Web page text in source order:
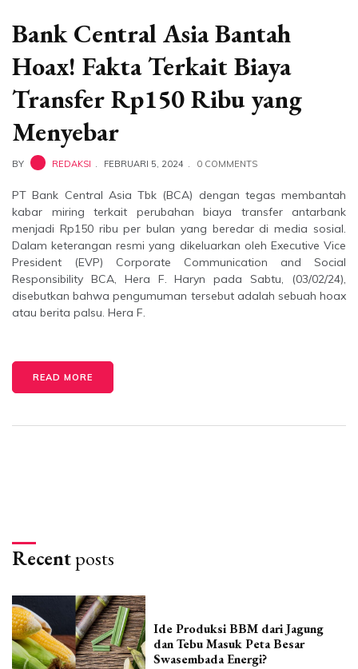
Bank Central Asia Bantah
Hoax! Fakta Terkait Biaya
Transfer Rp150 Ribu yang
Menyebar
BY REDAKSI FEBRUARI 5, 2024 0 COMMENTS
PT Bank Central Asia Tbk (BCA) dengan tegas membantah
kabar miring terkait perubahan biaya transfer antarbank
menjadi Rp150 ribu per bulan yang beredar di media sosial.
Dalam keterangan resmi yang dikeluarkan oleh Executive Vice
President (EVP) Corporate Communication and Social
Responsibility BCA, Hera F. Haryn pada Sabtu, (03/02/24),
disebutkan bahwa pengumuman tersebut adalah sebuah hoax
atau berita palsu. Hera F.
READ MORE
Recentposts
Ide Produksi BBM dari Jagung
dan Tebu Masuk Peta Besar
Swasembada Energi?